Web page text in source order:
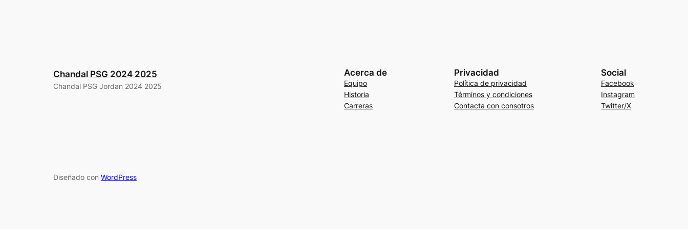
Chandal PSG 2024 2025
Chandal PSG Jordan 2024 2025
Acerca de
Equipo
Historia
Carreras
Privacidad
Política de privacidad
Términos y condiciones
Contacta con consotros
Social
Facebook
Instagram
Twitter/X
Diseñado con WordPress